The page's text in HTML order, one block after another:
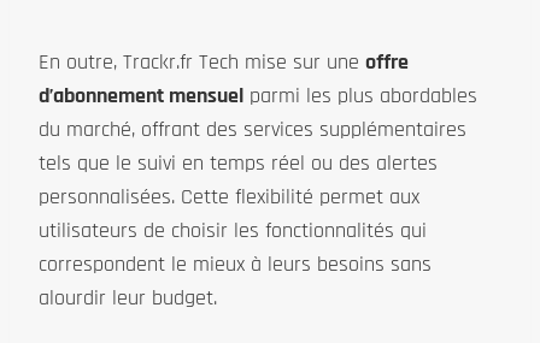
En outre, Trackr.fr Tech mise sur une offre
d’abonnement mensuel parmi les plus abordables
du marché, offrant des services supplémentaires
tels que le suivi en temps réel ou des alertes
personnalisées. Cette flexibilité permet aux
utilisateurs de choisir les fonctionnalités qui
correspondent le mieux à leurs besoins sans
alourdir leur budget.